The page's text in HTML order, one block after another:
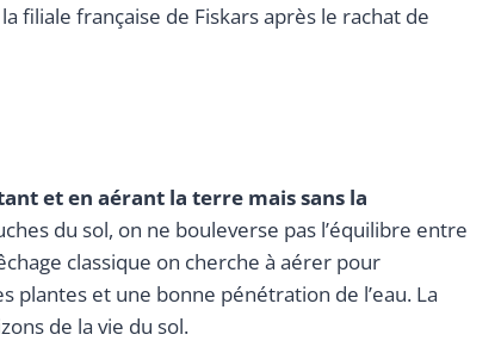
filiale française de Fiskars après le rachat de
et en aérant la terre mais sans la
du sol, on ne bouleverse pas l’équilibre entre
classique on cherche à aérer pour
et une bonne pénétration de l’eau. La
de la vie du sol.